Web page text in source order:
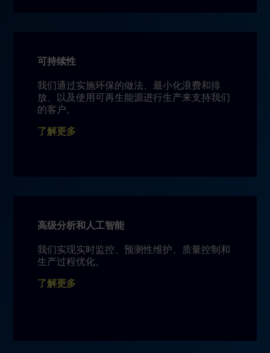
可持续性
我们通过实施环保的做法、最小化浪费和排
放、以及使用可再生能源进行生产来支持我们
的客户。
了解更多
高级分析和人工智能
我们实现实时监控、预测性维护、质量控制和
生产过程优化。
了解更多